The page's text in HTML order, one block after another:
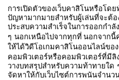
การเปิดตัวของเว็บคาสิโนหรือโด
ปัญหามากมายสำหรับผู้เล่นที่จะต้อ
ประสบความสำเร็จในการออกกำ
ๆ นอกเหนือไปจากทุกที่ นอกจากนี้
ให้ได้วิดีโอเกมคาสิโนออนไลน์ขอ
คอมพิวเตอร์หรือคอมพิวเตอร์ที่มีลิ
วางบทสรุปสำหรับความท้าทายใด
จัดหาให้กับเว็บไซต์การพนันจำนว